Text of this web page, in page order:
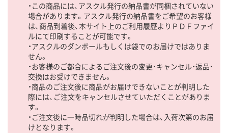
・この商品には、アスクル発行の納品書が同梱されていない
場合があります。アスクル発行の納品書をご希望のお客様
は、商品到着後、本サイト上のご利用履歴よりＰＤＦファイ
ルにて印刷することが可能です。
・アスクルのダンボールもしくは袋でのお届けではありま
せん。
・お客様のご都合によるご注文後の変更・キャンセル・返品・
交換はお受けできません。
・商品のご注文後に商品がお届けできないことが判明した
際には、ご注文をキャンセルさせていただくことがありま
す。
・ご注文後に一時品切れが判明した場合は、入荷次第のお届
けとなります。